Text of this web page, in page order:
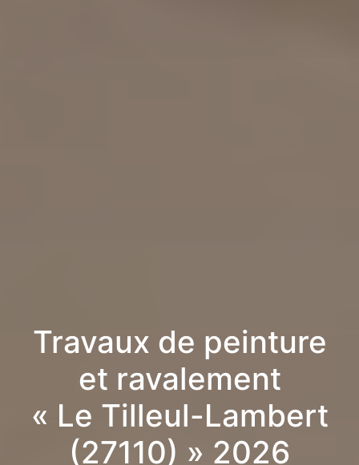
Travaux de peinture
et ravalement
« Le Tilleul-Lambert
(27110) » 2026